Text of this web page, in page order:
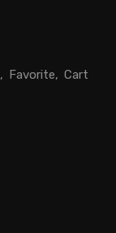
Favorite Cart